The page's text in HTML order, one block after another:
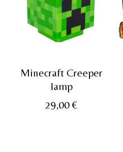
Minecraft Creeper
lamp
29,00€